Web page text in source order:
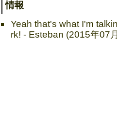
情報
Yeah that's what I'm
rk! - Esteban (2015年07